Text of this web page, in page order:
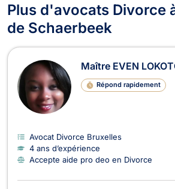
Plus d'avocats Divorce
de Schaerbeek
Maître EVEN
Répond rapidement
Avocat Divorce Bruxelles
4 ans d’expérience
Accepte aide pro deo en Divorce